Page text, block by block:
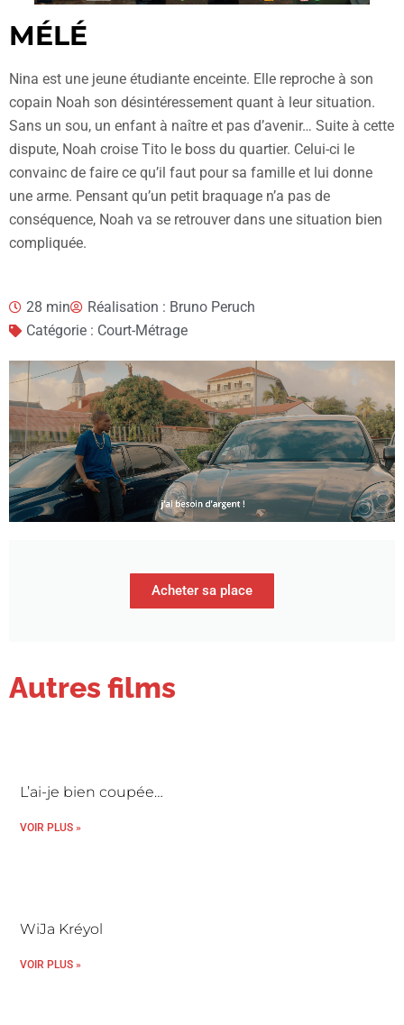
MÉLÉ
Nina est une jeune étudiante enceinte. Elle reproche à son
copain Noah son désintéressement quant à leur situation.
Sans un sou, un enfant à naître et pas d’avenir… Suite à cette
dispute, Noah croise Tito le boss du quartier. Celui-ci le
convainc de faire ce qu’il faut pour sa famille et lui donne
une arme. Pensant qu’un petit braquage n’a pas de
conséquence, Noah va se retrouver dans une situation bien
compliquée.
28 min
Réalisation : Bruno Peruch
Catégorie : Court-Métrage
Acheter sa place
Autres films
L’ai-je bien coupée…
VOIR PLUS »
WiJa Kréyol
VOIR PLUS »